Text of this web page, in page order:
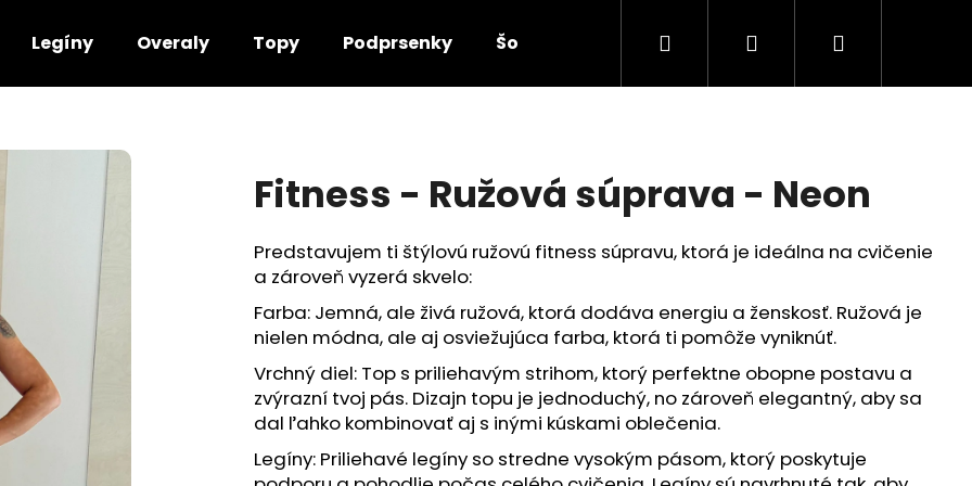
Legíny Overaly Topy Podprsenky Šortky DoplnkyHľadať PrihlásenieNákupný
Fitness - Ružová súprava - Neon
Predstavujem ti štýlovú ružovú fitness súpravu, ktorá je ideálna na cvičenie
a zároveň vyzerá skvelo:
Farba: Jemná, ale živá ružová, ktorá dodáva energiu a ženskosť. Ružová je
nielen módna, ale aj osviežujúca farba, ktorá ti pomôže vyniknúť.
Vrchný diel: Top s priliehavým strihom, ktorý perfektne obopne postavu a
zvýrazní tvoj pás. Dizajn topu je jednoduchý, no zároveň elegantný, aby sa
dal ľahko kombinovať aj s inými kúskami oblečenia.
Legíny: Priliehavé legíny so stredne vysokým pásom, ktorý poskytuje
HĽADAŤ
Odporúčame